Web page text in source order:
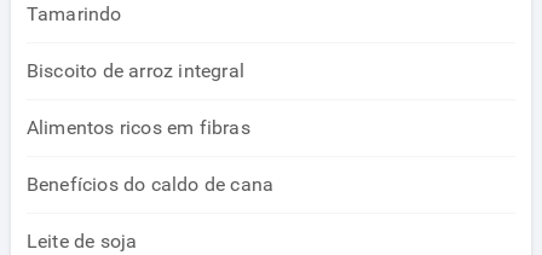
Tamarindo
Biscoito de arroz integral
Alimentos ricos em fibras
Benefícios do caldo de cana
Leite de soja